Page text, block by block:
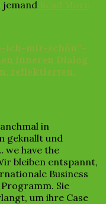
jemand Read More
ich-mir-schön“-
inneren Dialog
reflektierten,
in
geknallt und
we have the
bleiben entspannt,
Business
Sie
um ihre Case